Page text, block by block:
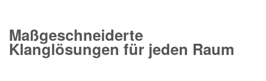
Maßgeschneiderte
Klanglösungen für jeden Raum